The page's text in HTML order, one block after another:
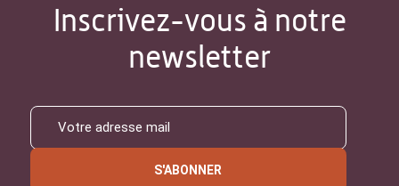
Inscrivez-vous à notre
newsletter
S'ABONNER